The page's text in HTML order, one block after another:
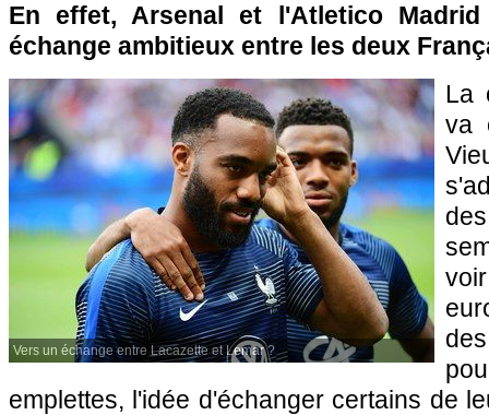
En effet, Arsenal et l'Atletico
échange ambitieux entre les deux
Vers un échange entre Lacazette et Lemar ?
La
va
emplettes, l'idée d'échanger certains de